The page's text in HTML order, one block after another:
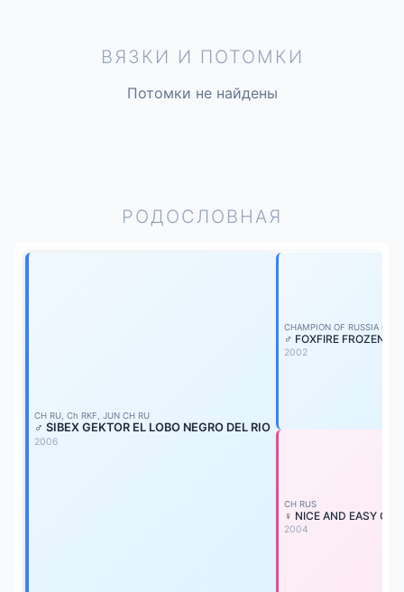
ВЯЗКИ И ПОТОМКИ
Потомки не найдены
РОДОСЛОВНАЯ
CH RU, Ch RKF, JUN CH RU
♂ SIBEX GEKTOR EL LOBO NEGRO DEL RIO
2006
CHAMPION OF RUSSIA HD-A
♂ FOXFIRE FROZEN IN
2002
CH RUS
♀ NICE AND EASY OF
2004